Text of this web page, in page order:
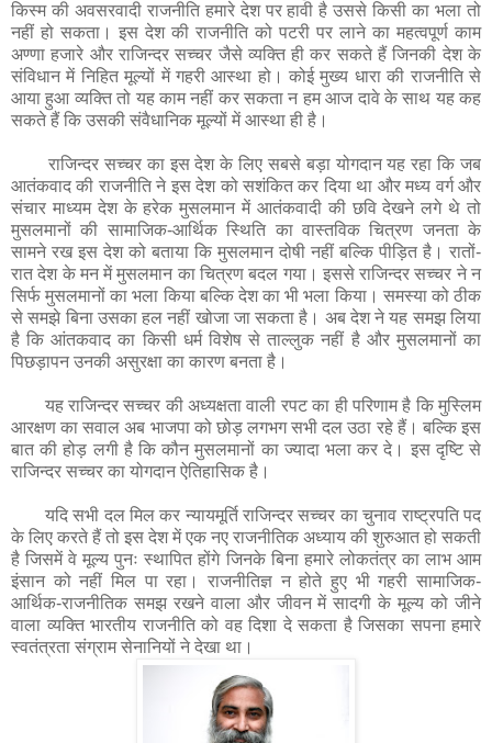
किस्म की अवसरवादी राजनीति हमारे देश पर हावी है उससे किसी का भला तो
नहीं हो सकता। इस देश की राजनीति को पटरी पर लाने का महत्वपूर्ण काम
अण्णा हजारे और राजिन्दर सच्चर जैसे व्यक्ति ही कर सकते हैं जिनकी देश के
संविधान में निहित मूल्यों में गहरी आस्था हो। कोई मुख्य धारा की राजनीति से
आया हुआ व्यक्ति तो यह काम नहीं कर सकता न हम आज दावे के साथ यह कह
सकते हैं कि उसकी संवैधानिक मूल्यों में आस्था ही है।
राजिन्दर सच्चर का इस देश के लिए सबसे बड़ा योगदान यह रहा कि जब
आतंकवाद की राजनीति ने इस देश को सशंकित कर दिया था और मध्य वर्ग और
संचार माध्यम देश के हरेक मुसलमान में आतंकवादी की छवि देखने लगे थे तो
मुसलमानों की सामाजिक-आर्थिक स्थिति का वास्तविक चित्रण जनता के
सामने रख इस देश को बताया कि मुसलमान दोषी नहीं बल्कि पीड़ित है। रातों-
रात देश के मन में मुसलमान का चित्रण बदल गया। इससे राजिन्दर सच्चर ने न
सिर्फ मुसलमानों का भला किया बल्कि देश का भी भला किया। समस्या को ठीक
से समझे बिना उसका हल नहीं खोजा जा सकता है। अब देश ने यह समझ लिया
है कि आंतकवाद का किसी धर्म विशेष से ताल्लुक नहीं है और मुसलमानों का
पिछड़ापन उनकी असुरक्षा का कारण बनता है।
यह राजिन्दर सच्चर की अध्यक्षता वाली रपट का ही परिणाम है कि मुस्लिम
आरक्षण का सवाल अब भाजपा को छोड़ लगभग सभी दल उठा रहे हैं। बल्कि इस
बात की होड़ लगी है कि कौन मुसलमानों का ज्यादा भला कर दे। इस दृष्टि से
राजिन्दर सच्चर का योगदान ऐतिहासिक है।
यदि सभी दल मिल कर न्यायमूर्ति राजिन्दर सच्चर का चुनाव राष्ट्रपति पद
के लिए करते हैं तो इस देश में एक नए राजनीतिक अध्याय की शुरुआत हो सकती
है जिसमें वे मूल्य पुनः स्थापित होंगे जिनके बिना हमारे लोकतंत्र का लाभ आम
इंसान को नहीं मिल पा रहा। राजनीतिज्ञ न होते हुए भी गहरी सामाजिक-
आर्थिक-राजनीतिक समझ रखने वाला और जीवन में सादगी के मूल्य को जीने
वाला व्यक्ति भारतीय राजनीति को वह दिशा दे सकता है जिसका सपना हमारे
स्वतंत्रता संग्राम सेनानियों ने देखा था।